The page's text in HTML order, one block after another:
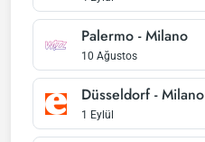
Palermo - Milano
10 Ağustos
Düsseldorf - Milano
1 Eylül